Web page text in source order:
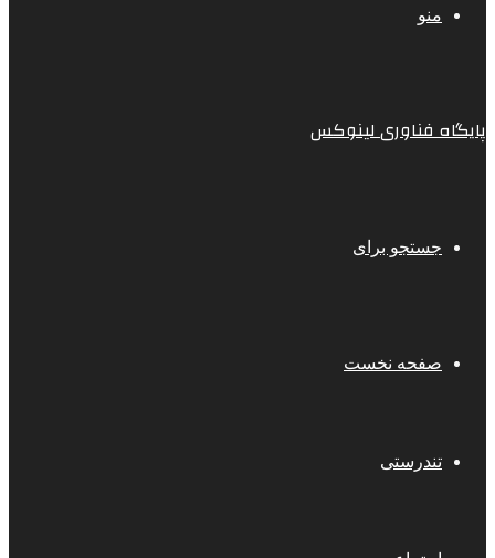
منو
پایگاه فناوری لینوکس
جستجو برای
صفحه نخست
تندرستی